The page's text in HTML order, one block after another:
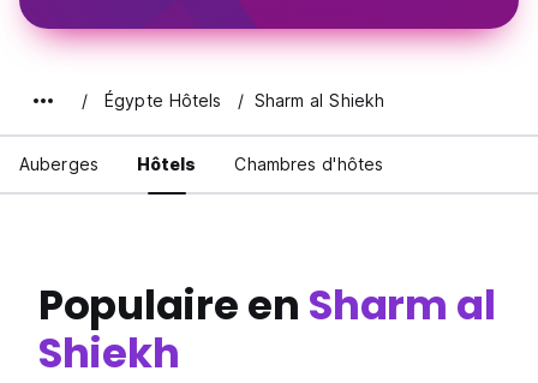
Égypte Hôtels Sharm al Shiekh
Auberges Hôtels Chambres d'hôtes
Populaire en Sharm al
Shiekh